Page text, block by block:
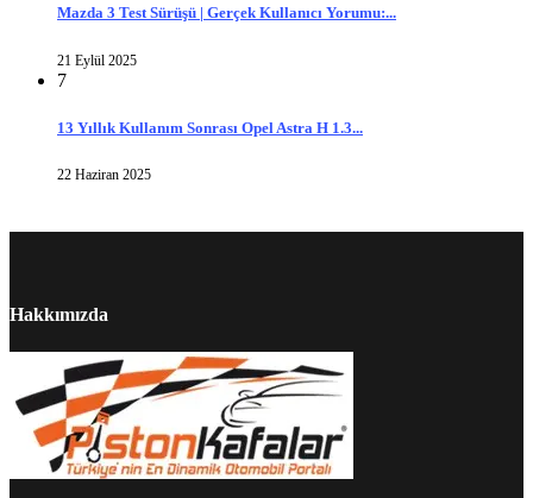
Mazda 3 Test Sürüşü | Gerçek Kullanıcı Yorumu:...
21 Eylül 2025
7
13 Yıllık Kullanım Sonrası Opel Astra H 1.3...
22 Haziran 2025
Hakkımızda